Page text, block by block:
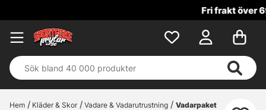
Fri frakt över 699 kr!
Hem Kläder & Skor Vadare & Vadarutrustning Vadarpaket